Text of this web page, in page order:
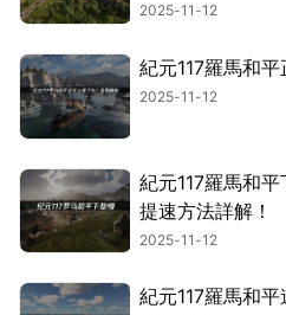
2025-11-12
紀元117羅馬和
2025-11-12
紀元117羅馬和
提速方法詳解！
2025-11-12
紀元117羅馬和